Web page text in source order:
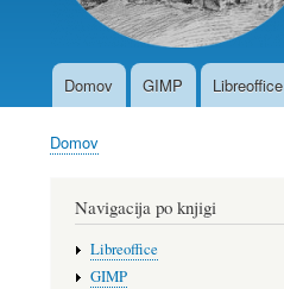
MainDomov GIMP Libreoffice
Breadcrumb
Domov
Navigacija po knjigi
Libreoffice
GIMP